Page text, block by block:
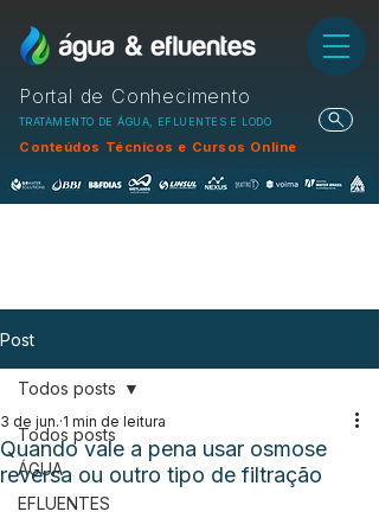
Portal de Conhecimento
TRATAMENTO DE ÁGUA, EFLUENTES E LODO
Conteúdos Técnicos e Cursos Online
Post
Todos posts
ÁGUA
EFLUENTES
Todos posts
Quando vale a pena usar osmose
reversa ou outro tipo de filtração
3 de jun. 1 min de leitura